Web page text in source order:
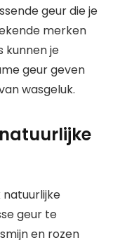
geur die je
merken
kunnen je
geur geven
wasgeluk.
natuurlijke
geur te
en rozen